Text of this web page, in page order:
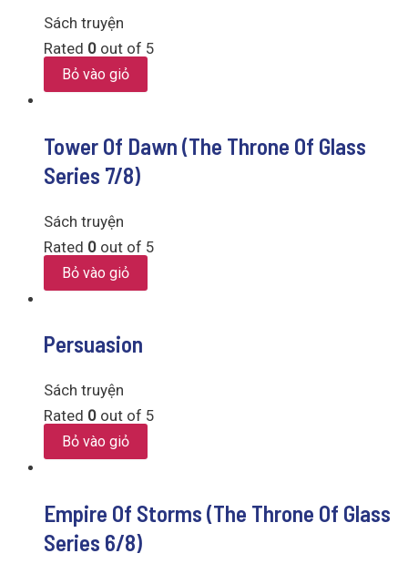
Sách truyện
Rated 0 out of 5
Bỏ vào giỏ
Tower Of Dawn (The Throne Of Glass
Series 7/8)
Sách truyện
Rated 0 out of 5
Bỏ vào giỏ
Persuasion
Sách truyện
Rated 0 out of 5
Bỏ vào giỏ
Empire Of Storms (The Throne Of Glass
Series 6/8)